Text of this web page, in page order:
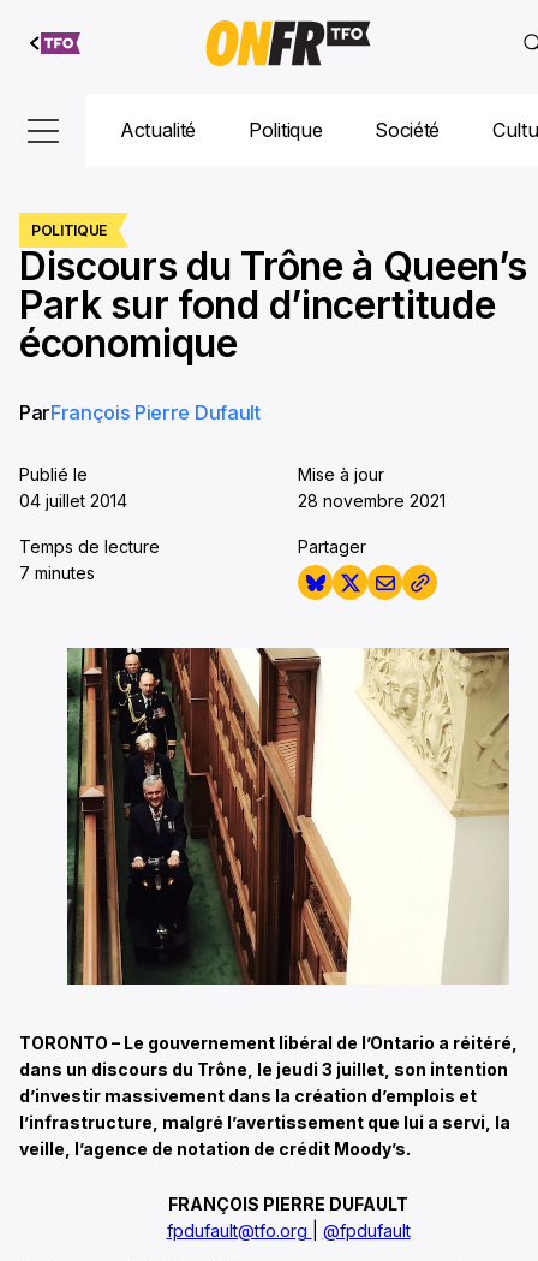
Aller au
contenu
Actualité Politique Société
POLITIQUE
Discours du Trône à Queen’s
Park sur fond d’incertitude
économique
ParFrançois Pierre Dufault
Publié le
04 juillet 2014
Mise à jour
28 novembre 2021
Temps de lecture
7 minutes
Partager
TORONTO – Le gouvernement libéral de l’Ontario a réitéré,
dans un discours du Trône, le jeudi 3 juillet, son intention
d’investir massivement dans la création d’emplois et
l’infrastructure, malgré l’avertissement que lui a servi, la
veille, l’agence de notation de crédit Moody’s.
FRANÇOIS PIERRE DUFAULT
fpdufault@tfo.org
@fpdufault